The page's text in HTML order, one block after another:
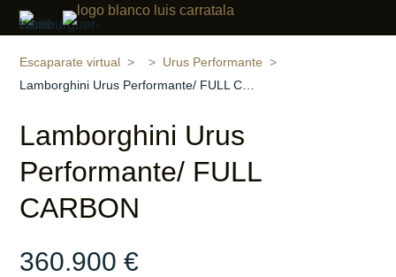
‹ ›
Compartir
Escaparate virtual
Urus Performante
Lamborghini Urus
Performante/ FULL
CARBON
360.900 €